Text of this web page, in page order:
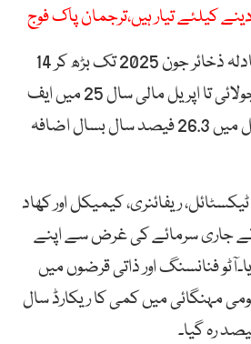
کیلئے تیار ہیں،ترجمان پاک فوج
اسٹیٹ بینک کے زرِ مبادلہ ذخائر جون 2025 تک بڑھ کر 14
ارب ڈالر ہو جائیں گے،جولائی تا اپریل مالی سال 25 میں ایف
بی آر کے ٹیکس محاصل میں 26.3 فیصد سال بسال اضافہ
دوران ٹیکسٹائل، ریفائنری، کیمیکل اور کھاد
جاری سرمائے کی غرض سے اپنے
فنانسنگ اور ذاتی قرضوں میں
مہنگائی میں کمی کا ریکارڈ سال